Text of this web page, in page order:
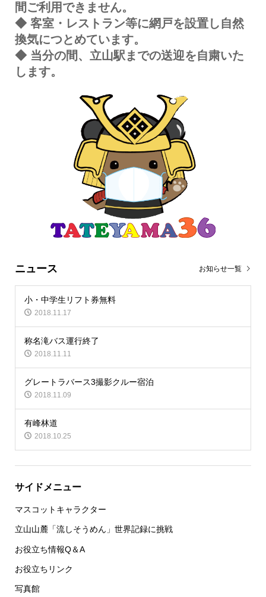
間ご利用できません。
◆ 客室・レストラン等に網戸を設置し自然
換気につとめています。
◆ 当分の間、立山駅までの送迎を自粛いた
します。
ニュース お知らせ一覧
小・中学生リフト券無料
2018.11.17
称名滝バス運行終了
2018.11.11
グレートラバース3撮影クルー宿泊
2018.11.09
有峰林道
2018.10.25
サイドメニュー
マスコットキャラクター
立山山麓「流しそうめん」世界記録に挑戦
お役立ち情報Q＆A
お役立ちリンク
写真館